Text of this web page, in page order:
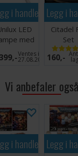
i handlekurven
LED
med
Ventes inn
27.08.2026
Legg i
Citadel
Set
160,-
Vi anbefaler også
i handlekurven
Legg i